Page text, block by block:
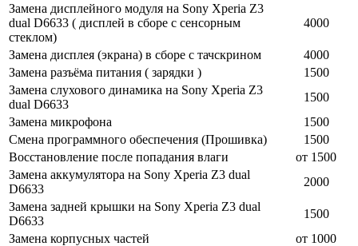
Замена дисплейного модуля на Sony Xperia Z3
dual D6633 ( дисплей в сборе с сенсорным
стеклом)
4000
Замена дисплея (экрана) в сборе с тачскрином
4000
Замена разъёма питания ( зарядки )
1500
Замена слухового динамика на Sony Xperia Z3
dual D6633
1500
Замена микрофона
1500
Смена программного обеспечения (Прошивка)
1500
Восстановление после попадания влаги
от 1500
Замена аккумулятора на Sony Xperia Z3 dual
D6633
2000
Замена задней крышки на Sony Xperia Z3 dual
D6633
1500
Замена корпусных частей
от 1000